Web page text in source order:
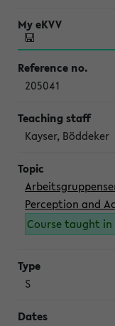
205041
Kayser, Böddeker
Perception and
Course taught in
S